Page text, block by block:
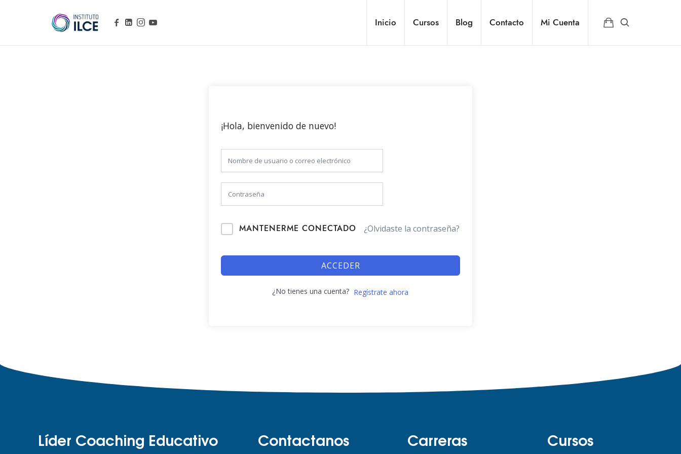
Inicio Cursos Blog Contacto Mi Cuenta
¡Hola, bienvenido de nuevo!
MANTENERME CONECTADO ¿Olvidaste la contraseña?
ACCEDER
¿No tienes una cuenta? Regístrate ahora
Líder Coaching Educativo Contactanos Carreras Cursos